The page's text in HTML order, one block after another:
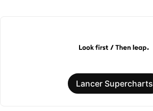
Lancer Supercharts